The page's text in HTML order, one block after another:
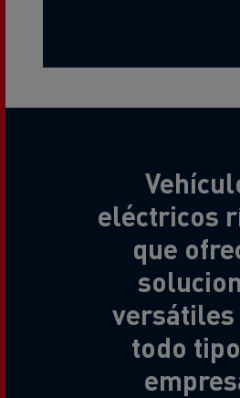
eléctricos
que
versátiles
todo